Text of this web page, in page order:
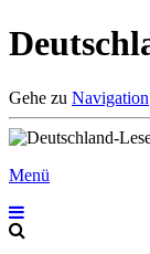
Gehe zu Navigation
Menü